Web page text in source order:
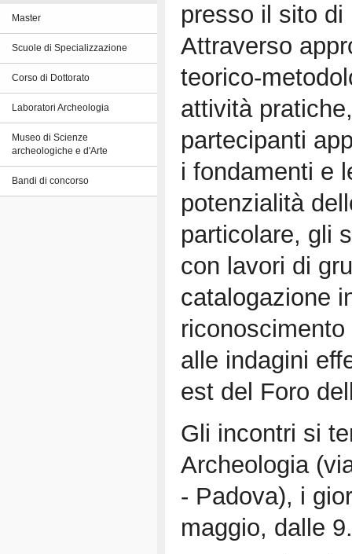
Master
Scuole di Specializzazione
Corso di Dottorato
Laboratori Archeologia
Museo di Scienze
archeologiche e d'Arte
Bandi di concorso
presso il sito di
Attraverso
teorico-
attività
partecipanti
i fondamenti e
potenzialità
particolare, gli
con lavori di
catalogazione
alle indagini
est del Foro
Gli incontri si
Archeologia
- Padova), i
maggio, dalle